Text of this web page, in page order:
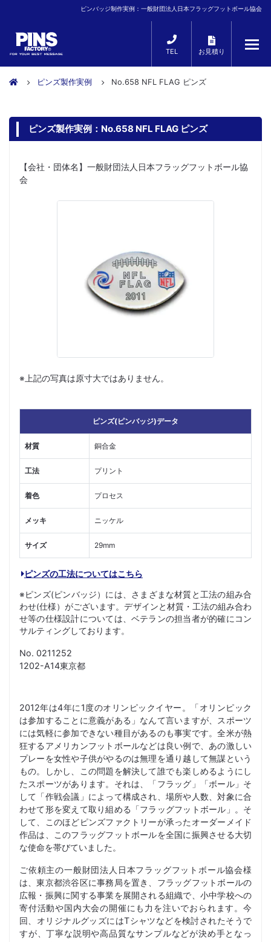
ピンバッジ制作実例：一般財団法人日本フラッグフットボール協会
TEL お見積り
ピンズ製作実例 No.658 NFL FLAG ピンズ
ピンズ製作実例：No.658 NFL FLAG ピンズ
【会社・団体名】一般財団法人日本フラッグフットボール協
会
※上記の写真は原寸大ではありません。
ピンズ(ピンバッジ)データ
材質 銅合金
工法 プリント
着色 プロセス
メッキ ニッケル
サイズ 29mm
ピンズの工法についてはこちら
※ピンズ(ピンバッジ）には、さまざまな材質と工法の組み合
わせ(仕様）がございます。デザインと材質・工法の組み合わ
せ等の仕様設計については、ベテランの担当者が的確にコン
サルティングしております。
No. 0211252
1202-A14東京都
2012年は4年に1度のオリンピックイヤー。「オリンピック
は参加することに意義がある」なんて言いますが、スポーツ
には気軽に参加できない種目があるのも事実です。全米が熱
狂するアメリカンフットボールなどは良い例で、あの激しい
プレーを女性や子供がやるのは無理を通り越して無謀という
もの。しかし、この問題を解決して誰でも楽しめるようにし
たスポーツがあります。それは、「フラッグ」「ボール」そ
して「作戦会議」によって構成され、場所や人数、対象に合
わせて形を変えて取り組める「フラッグフットボール」。そ
して、このほどピンズファクトリーが承ったオーダーメイド
作品は、このフラッグフットボールを全国に振興させる大切
な使命を帯びていました。
ご依頼主の一般財団法人日本フラッグフットボール協会様
は、東京都渋谷区に事務局を置き、フラッグフットボールの
広報・振興に関する事業を展開される組織で、小中学校への
寄付活動や国内大会の開催にも力を注いでおられます。今
回、オリジナルグッズにはTシャツなどを検討されたそうで
すが、丁寧な説明や高品質なサンプルなどが決め手となっ